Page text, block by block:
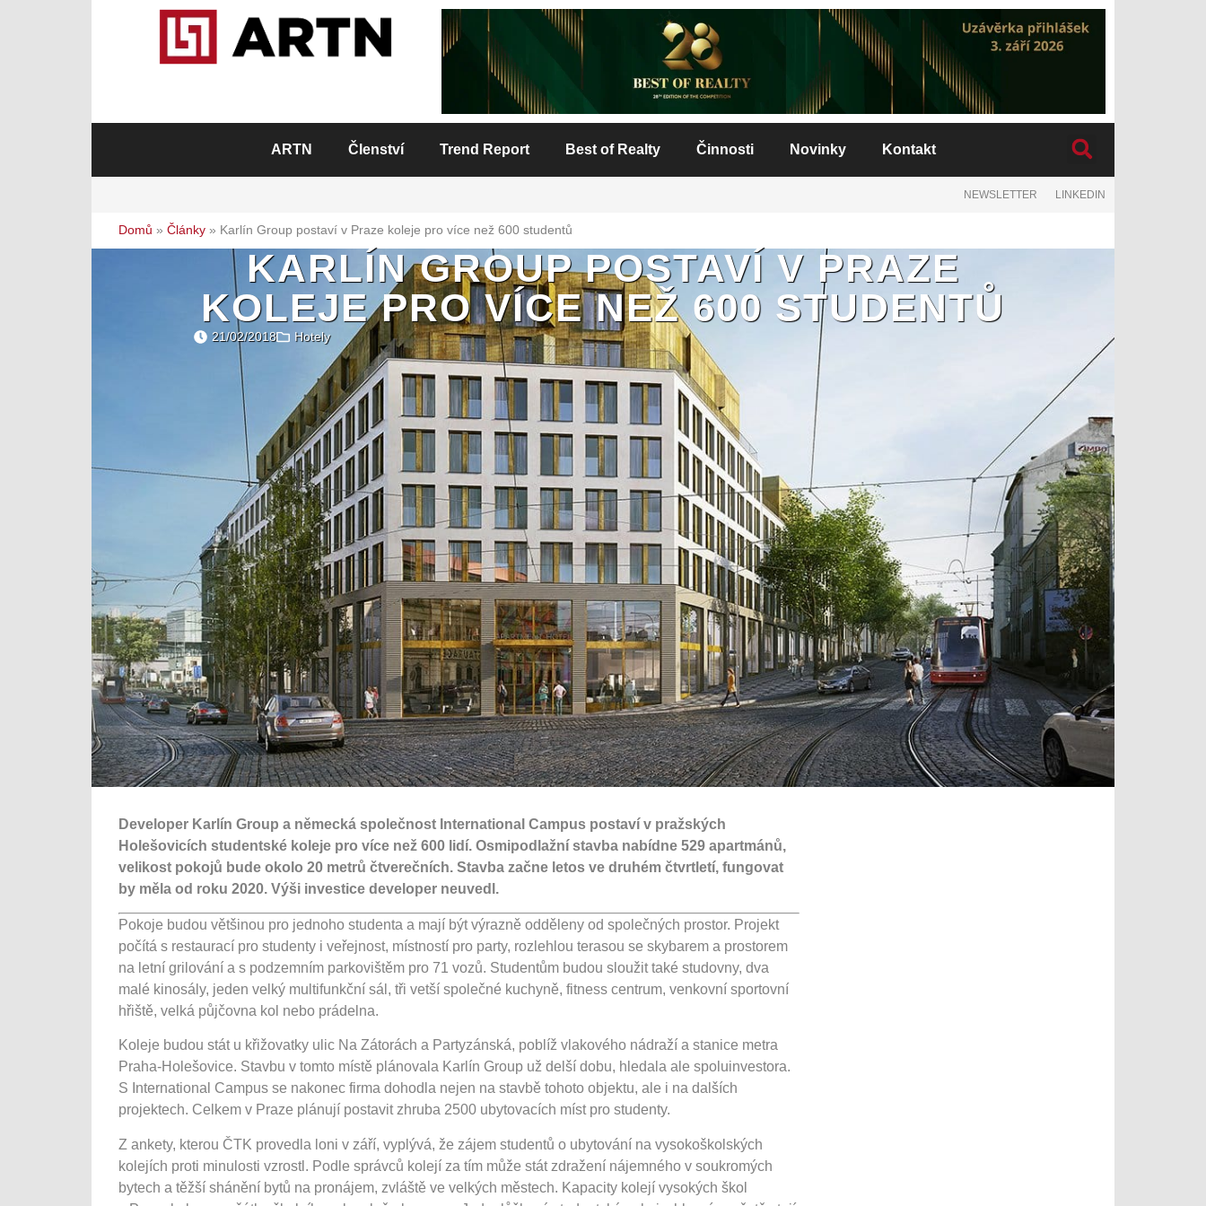
ARTN Členství Trend Report Best of Realty Činnosti Novinky Kontakt
NEWSLETTER LINKEDIN
Domů » Články » Karlín Group postaví v Praze koleje pro více než 600 studentů
KARLÍN GROUP POSTAVÍ V PRAZE
KOLEJE PRO VÍCE NEŽ 600 STUDENTŮ
21/02/2018 Hotely
Developer Karlín Group a německá společnost International Campus postaví v pražských
Holešovicích studentské koleje pro více než 600 lidí. Osmipodlažní stavba nabídne 529 apartmánů,
velikost pokojů bude okolo 20 metrů čtverečních. Stavba začne letos ve druhém čtvrtletí, fungovat
by měla od roku 2020. Výši investice developer neuvedl.
Pokoje budou většinou pro jednoho studenta a mají být výrazně odděleny od společných prostor. Projekt
počítá s restaurací pro studenty i veřejnost, místností pro party, rozlehlou terasou se skybarem a prostorem
na letní grilování a s podzemním parkovištěm pro 71 vozů. Studentům budou sloužit také studovny, dva
malé kinosály, jeden velký multifunkční sál, tři vetší společné kuchyně, fitness centrum, venkovní sportovní
hřiště, velká půjčovna kol nebo prádelna.
Koleje budou stát u křižovatky ulic Na Zátorách a Partyzánská, poblíž vlakového nádraží a stanice metra
Praha-Holešovice. Stavbu v tomto místě plánovala Karlín Group už delší dobu, hledala ale spoluinvestora.
S International Campus se nakonec firma dohodla nejen na stavbě tohoto objektu, ale i na dalších
projektech. Celkem v Praze plánují postavit zhruba 2500 ubytovacích míst pro studenty.
Z ankety, kterou ČTK provedla loni v září, vyplývá, že zájem studentů o ubytování na vysokoškolských
kolejích proti minulosti vzrostl. Podle správců kolejí za tím může stát zdražení nájemného v soukromých
bytech a těžší shánění bytů na pronájem, zvláště ve velkých městech. Kapacity kolejí vysokých škol